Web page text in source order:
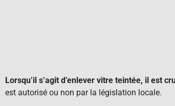
Lorsqu’il s’agit d’enlever vitre teintée, il est
est autorisé ou non par la législation locale.